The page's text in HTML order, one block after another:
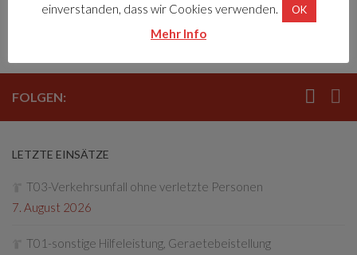
FOLGEN:
LETZTE EINSÄTZE
T03-Verkehrsunfall ohne verletzte Personen
7. August 2026
T01-sonstige Hilfeleistung, Geraetebeistellung
einverstanden, dass wir Cookies verwenden.
OK
Mehr Info